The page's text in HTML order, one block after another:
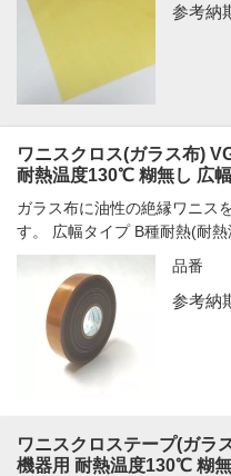
参考納
ワニスクロス(ガラス布)
耐熱温度130℃ 糊無し 広
ガラス布に油性の絶縁ワニス
す。 広幅タイプ B種耐熱(耐
品番
参考納
ワニスクロステープ(ガラ
機器用 耐熱温度130℃ 糊